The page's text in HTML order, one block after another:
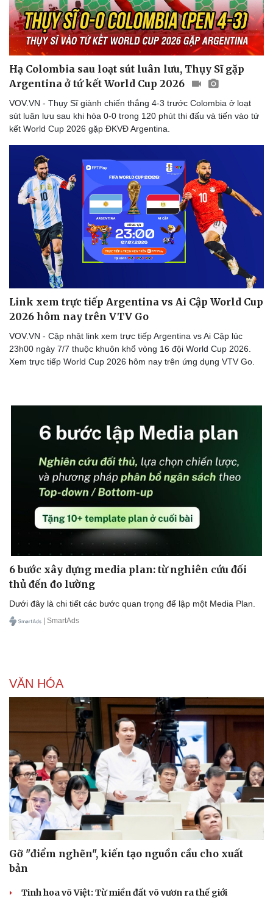
Sức khỏe
Dinh dưỡng - món ngon
Cây thuốc
Sản phụ khoa
Nam khoa
Làm đẹp - giảm cân
Phòng mạch online
Ăn sạch sống khỏe
Đời sống
Nhà đẹp
Blog
Hạ Colombia sau loạt sút luân lưu, Thụy Sĩ gặp
Argentina ở tứ kết World Cup 2026
VOV.VN - Thụy Sĩ giành chiến thắng 4-3 trước Colombia ở loạt
sút luân lưu sau khi hòa 0-0 trong 120 phút thi đấu và tiến vào tứ
kết World Cup 2026 gặp ĐKVĐ Argentina.
Link xem trực tiếp Argentina vs Ai Cập World Cup
2026 hôm nay trên VTV Go
VOV.VN - Cập nhật link xem trực tiếp Argentina vs Ai Cập lúc
23h00 ngày 7/7 thuộc khuôn khổ vòng 16 đội World Cup 2026.
Xem trực tiếp World Cup 2026 hôm nay trên ứng dụng VTV Go.
6 bước xây dựng media plan: từ nghiên cứu đối
thủ đến đo lường
Dưới đây là chi tiết các bước quan trọng để lập một Media Plan.
| SmartAds
VĂN HÓA
Gỡ "điểm nghẽn", kiến tạo nguồn cầu cho xuất
bản
Tinh hoa võ Việt: Từ miền đất võ vươn ra thế giới